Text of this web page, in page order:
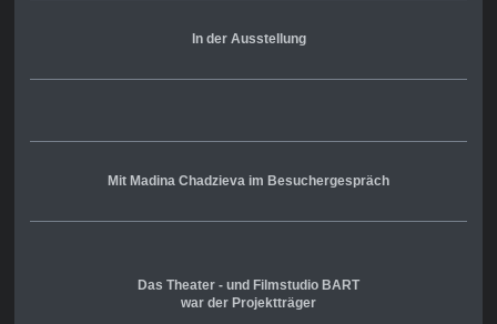
In der Ausstellung
Mit Madina Chadzieva im Besuchergespräch
Das Theater - und Filmstudio BART
war der Projektträger